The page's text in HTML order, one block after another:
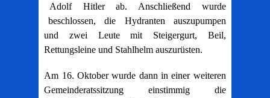
Adolf Hitler ab. Anschließend wurde
beschlossen, die Hydranten auszupumpen
und zwei Leute mit Steigergurt, Beil,
Rettungsleine und Stahlhelm auszurüsten.
Am 16. Oktober wurde dann in einer weiteren
Gemeinderatssitzung einstimmig die